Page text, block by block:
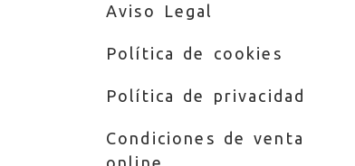
Aviso Legal
Política de cookies
Política de privacidad
Condiciones de venta
online